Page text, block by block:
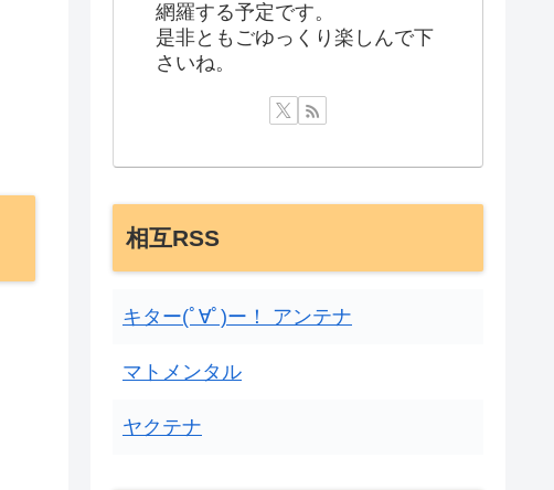
網羅する予定です。
是非ともごゆっくり楽しんで下
さいね。
相互RSS
キター(ﾟ∀ﾟ)ー！ アンテナ
マトメンタル
ヤクテナ